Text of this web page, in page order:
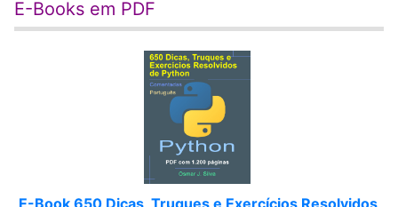
E-Books em PDF
E-Book 650 Dicas, Truques e Exercícios Resolvidos